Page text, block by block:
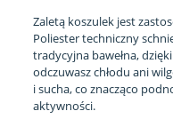
Zaletą koszulek jest
Poliester techniczny
tradycyjna bawełna,
odczuwasz chłodu ani
i sucha, co znacząco
aktywności.